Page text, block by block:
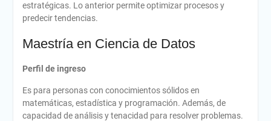
estratégicas. Lo anterior permite optimizar procesos y
predecir tendencias.
Maestría en Ciencia de Datos
Perfil de ingreso
Es para personas con conocimientos sólidos en
matemáticas, estadística y programación. Además, de
capacidad de análisis y tenacidad para resolver problemas.